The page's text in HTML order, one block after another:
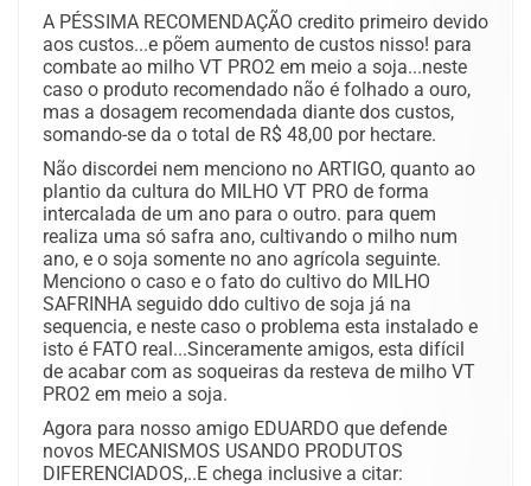
A PÉSSIMA RECOMENDAÇÃO credito primeiro devido
aos custos...e põem aumento de custos nisso! para
combate ao milho VT PRO2 em meio a soja...neste
caso o produto recomendado não é folhado a ouro,
mas a dosagem recomendada diante dos custos,
somando-se da o total de R$ 48,00 por hectare.
Não discordei nem menciono no ARTIGO, quanto ao
plantio da cultura do MILHO VT PRO de forma
intercalada de um ano para o outro. para quem
realiza uma só safra ano, cultivando o milho num
ano, e o soja somente no ano agrícola seguinte.
Menciono o caso e o fato do cultivo do MILHO
SAFRINHA seguido ddo cultivo de soja já na
sequencia, e neste caso o problema esta instalado e
isto é FATO real...Sinceramente amigos, esta difícil
de acabar com as soqueiras da resteva de milho VT
PRO2 em meio a soja.
Agora para nosso amigo EDUARDO que defende
novos MECANISMOS USANDO PRODUTOS
DIFERENCIADOS,..E chega inclusive a citar: